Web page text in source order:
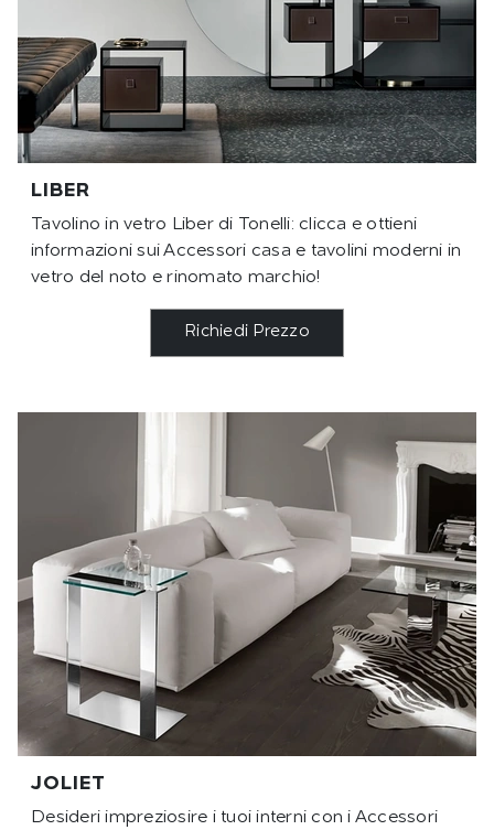
LIBER
Tavolino in vetro Liber di Tonelli: clicca e ottieni
informazioni sui Accessori casa e tavolini moderni in
vetro del noto e rinomato marchio!
Richiedi Prezzo
JOLIET
Desideri impreziosire i tuoi interni con i Accessori